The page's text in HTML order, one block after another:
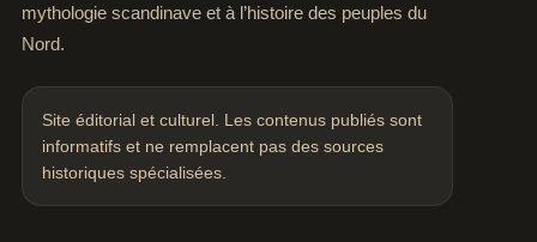
mythologie scandinave et à l’histoire des peuples du
Nord.
Site éditorial et culturel. Les contenus publiés sont
informatifs et ne remplacent pas des sources
historiques spécialisées.